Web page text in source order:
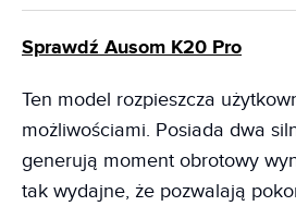
Sprawdź Ausom K20 Pro
Ten model rozpieszcza
możliwościami. Posiada dwa
generują moment obrotowy
tak wydajne, że pozwalają